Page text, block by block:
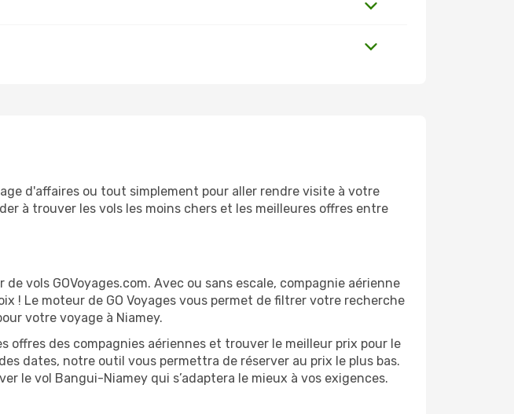
d'affaires ou tout simplement pour aller rendre visite à votre
à trouver les vols les moins chers et les meilleures offres entre
vols GOVoyages.com. Avec ou sans escale, compagnie aérienne
! Le moteur de GO Voyages vous permet de filtrer votre recherche
votre voyage à Niamey.
offres des compagnies aériennes et trouver le meilleur prix pour le
dates, notre outil vous permettra de réserver au prix le plus bas.
le vol Bangui-Niamey qui s’adaptera le mieux à vos exigences.